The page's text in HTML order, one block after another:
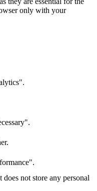
only with your
not store any personal